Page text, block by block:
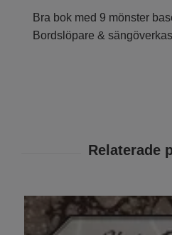
Bra bok med 9 mönster
Bordslöpare &